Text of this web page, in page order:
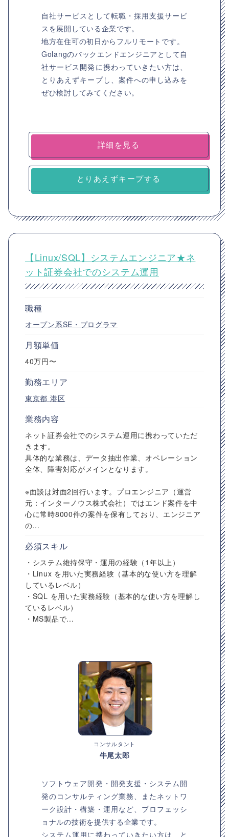
自社サービスとして転職・採用支援サービ
スを展開している企業です。
地方在住可の初日からフルリモートです。
Golangのバックエンドエンジニアとして自
社サービス開発に携わっていきたい方は、
とりあえずキープし、案件への申し込みを
ぜひ検討してみてください。
詳細を見る
とりあえずキープする
【Linux/SQL】システムエンジニア★ネ
ット証券会社でのシステム運用
職種
オープン系SE・プログラマ
月額単価
40万円〜
勤務エリア
東京都 港区
業務内容
ネット証券会社でのシステム運用に携わっていただ
きます。
具体的な業務は、データ抽出作業、オペレーション
全体、障害対応がメインとなります。
※面談は対面2回行います。プロエンジニア（運営
元：インターノウス株式会社）ではエンド案件を中
心に常時8000件の案件を保有しており、エンジニア
の...
必須スキル
・システム維持保守・運用の経験（1年以上）
・Linux を用いた実務経験（基本的な使い方を理解
しているレベル）
・SQL を用いた実務経験（基本的な使い方を理解し
ているレベル）
・MS製品で...
コンサルタント
牛尾太郎
ソフトウェア開発・開発支援・システム開
発のコンサルティング業務、またネットワ
ーク設計・構築・運用など、プロフェッシ
ョナルの技術を提供する企業です。
システム運用に携わっていきたい方は、と